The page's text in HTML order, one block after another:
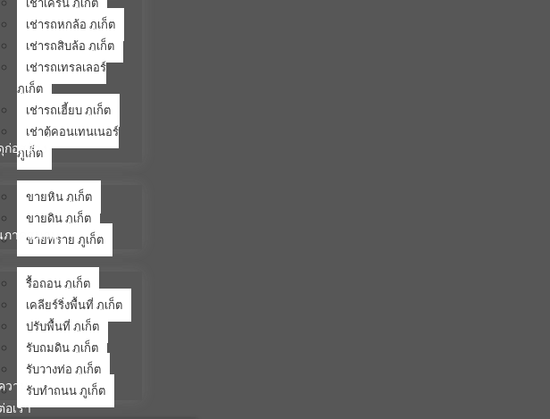
เช่าเครน ภูเก็ต
เช่ารถหกล้อ ภูเก็ต
เช่ารถสิบล้อ ภูเก็ต
เช่ารถเทรลเลอร์
ภูเก็ต
เช่ารถเฮี้ยบ ภูเก็ต
เช่าตู้คอนเทนเนอร์
ภูเก็ต
อสร้าง
ขายหิน ภูเก็ต
ขายดิน ภูเก็ต
ขายทราย ภูเก็ต
ภาคสนาม
รื้อถอน ภูเก็ต
เคลียร์ริ่งพื้นที่ ภูเก็ต
ปรับพื้นที่ ภูเก็ต
รับถมดิน ภูเก็ต
รับวางท่อ ภูเก็ต
รับทำถนน ภูเก็ต
วาม
เรา